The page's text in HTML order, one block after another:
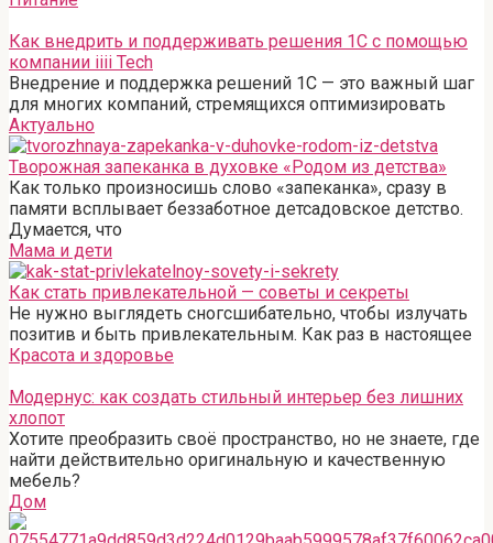
Как внедрить и поддерживать решения 1С с помощью
компании iiii Tech
Внедрение и поддержка решений 1С — это важный шаг
для многих компаний, стремящихся оптимизировать
Актуально
Творожная запеканка в духовке «Родом из детства»
Как только произносишь слово «запеканка», сразу в
памяти всплывает беззаботное детсадовское детство.
Думается, что
Мама и дети
Как стать привлекательной — советы и секреты
Не нужно выглядеть сногсшибательно, чтобы излучать
позитив и быть привлекательным. Как раз в настоящее
Красота и здоровье
Модернус: как создать стильный интерьер без лишних
хлопот
Хотите преобразить своё пространство, но не знаете, где
найти действительно оригинальную и качественную
мебель?
Дом